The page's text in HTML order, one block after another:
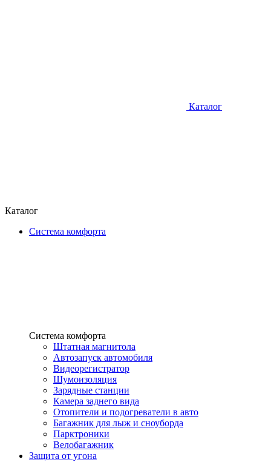
Каталог
Каталог
Система комфорта
Система комфорта
Штатная магнитола
Автозапуск автомобиля
Видеорегистратор
Шумоизоляция
Зарядные станции
Камера заднего вида
Отопители и подогреватели в авто
Багажник для лыж и сноуборда
Парктроники
Велобагажник
Защита от угона